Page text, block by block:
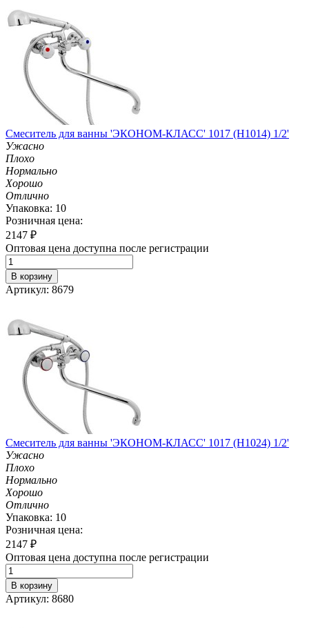
Смеситель для ванны 'ЭКОНОМ-КЛАСС' 1017 (H1014) 1/2'
Ужасно
Плохо
Нормально
Хорошо
Отлично
Упаковка: 10
Розничная цена:
2147 ₽
Оптовая цена доступна после регистрации
В корзину
Артикул: 8679
Смеситель для ванны 'ЭКОНОМ-КЛАСС' 1017 (H1024) 1/2'
Ужасно
Плохо
Нормально
Хорошо
Отлично
Упаковка: 10
Розничная цена:
2147 ₽
Оптовая цена доступна после регистрации
В корзину
Артикул: 8680